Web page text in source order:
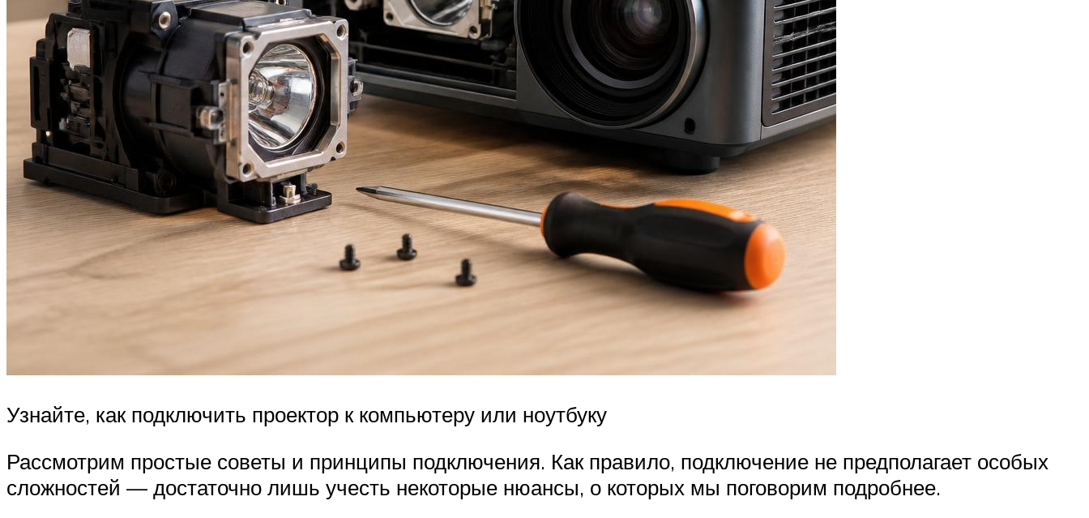
Узнайте, как подключить проектор к компьютеру или ноутбуку
Рассмотрим простые советы и принципы подключения. Как правило, подключение не предполагает особых
сложностей — достаточно лишь учесть некоторые нюансы, о которых мы поговорим подробнее.